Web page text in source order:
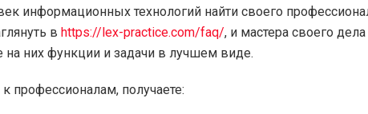
информационных технологий найти своего
в https://lex-practice.com/faq/, и мастера своего
них функции и задачи в лучшем виде.
профессионалам, получаете: